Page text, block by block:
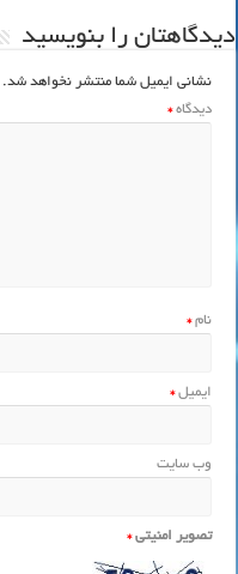
دیدگاهتان را بنویسید
نشانی ایمیل شما منتشر نخواهد شد.
دیدگاه*
نام*
ایمیل*
وب‌ سایت
تصویر امنیتی*